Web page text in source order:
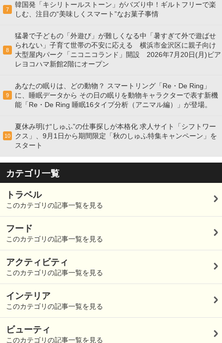
7
韓国発「キシリトールストーン」がバズり中！ギルトフリーで楽
しむ、注目の“美味しくスマート”なお菓子事情
8
猛暑で子どもの「外遊び」が難しくなる中「暑すぎて外で遊ばせ
られない」子育て世帯の不安に応える 横浜市金沢区に親子向け
大型屋内パーク「ニコニコランド」開設 2026年7月20日(月)ビア
レヨコハマ新館2階にオープン
9
あなたの眠りは、どの動物？ スマートリング「Re・De Ring」
に、睡眠データから その日の眠りを動物キャラクターで表す新機
能「Re・De Ring 睡眠16タイプ分析（アニマル編）」が登場。
10
夏休み明け“しゅふ”の仕事探しが本格化 求人サイト「シフトワー
クス」、9月1日から期間限定「秋のしゅふ特集キャンペーン」を
スタート
カテゴリ一覧
トラベル
このカテゴリの記事一覧を見る
フード
このカテゴリの記事一覧を見る
アクティビティ
このカテゴリの記事一覧を見る
インテリア
このカテゴリの記事一覧を見る
ビューティ
このカテゴリの記事一覧を見る